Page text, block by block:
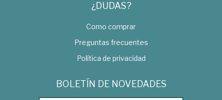
¿DUDAS?
Como comprar
Preguntas frecuentes
Política de privacidad
BOLETÍN DE NOVEDADES